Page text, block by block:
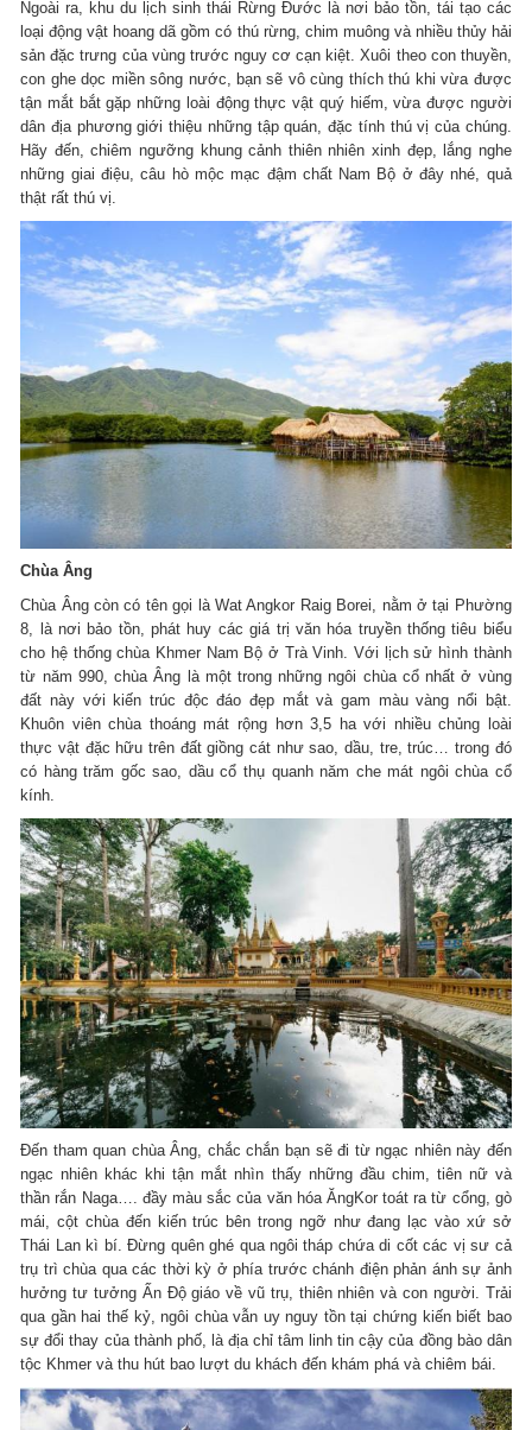
Ngoài ra, khu du lịch sinh thái Rừng Đước là nơi bảo tồn, tái tạo các
loại động vật hoang dã gồm có thú rừng, chim muông và nhiều thủy hải
sản đặc trưng của vùng trước nguy cơ cạn kiệt. Xuôi theo con thuyền,
con ghe dọc miền sông nước, bạn sẽ vô cùng thích thú khi vừa được
tận mắt bắt gặp những loài động thực vật quý hiếm, vừa được người
dân địa phương giới thiệu những tập quán, đặc tính thú vị của chúng.
Hãy đến, chiêm ngưỡng khung cảnh thiên nhiên xinh đẹp, lắng nghe
những giai điệu, câu hò mộc mạc đậm chất Nam Bộ ở đây nhé, quả
thật rất thú vị.
Chùa Âng
Chùa Âng còn có tên gọi là Wat Angkor Raig Borei, nằm ở tại Phường
8, là nơi bảo tồn, phát huy các giá trị văn hóa truyền thống tiêu biểu
cho hệ thống chùa Khmer Nam Bộ ở Trà Vinh. Với lịch sử hình thành
từ năm 990, chùa Âng là một trong những ngôi chùa cổ nhất ở vùng
đất này với kiến trúc độc đáo đẹp mắt và gam màu vàng nổi bật.
Khuôn viên chùa thoáng mát rộng hơn 3,5 ha với nhiều chủng loài
thực vật đặc hữu trên đất giồng cát như sao, dầu, tre, trúc… trong đó
có hàng trăm gốc sao, dầu cổ thụ quanh năm che mát ngôi chùa cổ
kính.
Đến tham quan chùa Âng, chắc chắn bạn sẽ đi từ ngạc nhiên này đến
ngạc nhiên khác khi tận mắt nhìn thấy những đầu chim, tiên nữ và
thần rắn Naga…. đầy màu sắc của văn hóa ĂngKor toát ra từ cổng, gò
mái, cột chùa đến kiến trúc bên trong ngỡ như đang lạc vào xứ sở
Thái Lan kì bí. Đừng quên ghé qua ngôi tháp chứa di cốt các vị sư cả
trụ trì chùa qua các thời kỳ ở phía trước chánh điện phản ánh sự ảnh
hưởng tư tưởng Ấn Độ giáo về vũ trụ, thiên nhiên và con người. Trải
qua gần hai thế kỷ, ngôi chùa vẫn uy nguy tồn tại chứng kiến biết bao
sự đổi thay của thành phố, là địa chỉ tâm linh tin cậy của đồng bào dân
tộc Khmer và thu hút bao lượt du khách đến khám phá và chiêm bái.